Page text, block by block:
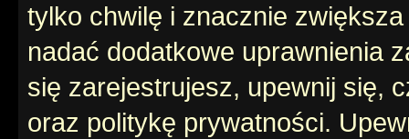
tylko chwilę i znacznie
nadać dodatkowe uprawnienia
się zarejestrujesz, upewnij się,
oraz politykę prywatności.